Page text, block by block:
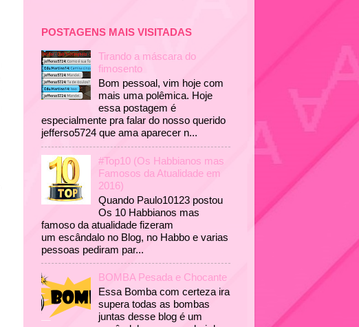
POSTAGENS MAIS VISITADAS
Tirando a máscara do
fimosento
Bom pessoal, vim hoje com
mais uma polêmica. Hoje
essa postagem é
especialmente pra falar do nosso querido
jefferso5724 que ama aparecer n...
#Top10 (Os Habbianos mas
Famosos da Atualidade em
2016)
Quando Paulo10123 postou
Os 10 Habbianos mas
famoso da atualidade fizeram
um escândalo no Blog, no Habbo e varias
pessoas pediram par...
BOMBA Pesada e Chocante
Essa Bomba com certeza ira
supera todas as bombas
juntas desse blog é um